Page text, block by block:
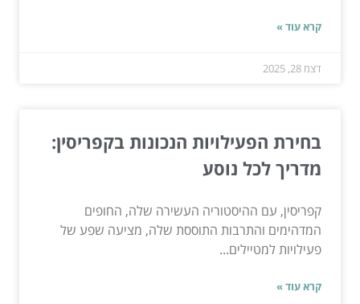
קרא עוד »
דצמ 28, 2025
בחירת הפעילויות הנכונות בקפריסין:
מדריך לכל נוסע
קפריסין, עם ההיסטוריה העשירה שלה, החופים
המדהימים והתרבות התוססת שלה, מציעה שפע של
פעילויות למטיילים...
קרא עוד »